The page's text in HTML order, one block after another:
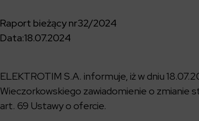
Raport bieżący nr32/2024
Data:18.07.2024
ELEKTROTIM S.A. informuje, iż w dniu
Wieczorkowskiego zawiadomienie o zmianie
art. 69 Ustawy o ofercie.